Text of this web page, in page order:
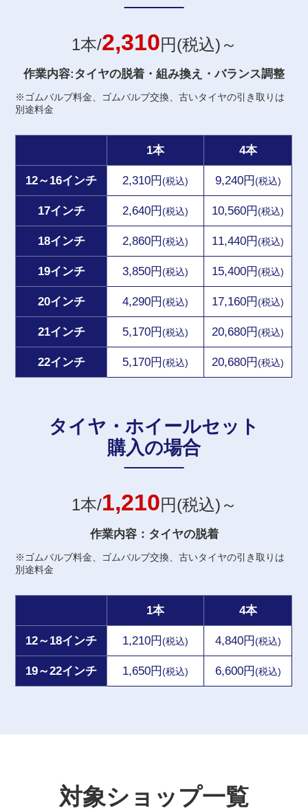
1本/2,310円(税込)～
作業内容:タイヤの脱着・組み換え・バランス調整
※ゴムバルブ料金、ゴムバルブ交換、古いタイヤの引き取りは
別途料金
1本 4本
12～16インチ 2,310円(税込) 9,240円(税込)
17インチ 2,640円(税込) 10,560円(税込)
18インチ 2,860円(税込) 11,440円(税込)
19インチ 3,850円(税込) 15,400円(税込)
20インチ 4,290円(税込) 17,160円(税込)
21インチ 5,170円(税込) 20,680円(税込)
22インチ 5,170円(税込) 20,680円(税込)
タイヤ・ホイールセット
購入の場合
1本/1,210円(税込)～
作業内容：タイヤの脱着
※ゴムバルブ料金、ゴムバルブ交換、古いタイヤの引き取りは
別途料金
1本 4本
12～18インチ 1,210円(税込) 4,840円(税込)
19～22インチ 1,650円(税込) 6,600円(税込)
対象ショップ一覧